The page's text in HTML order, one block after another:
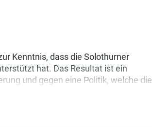
Kenntnis, dass die Solothurner
hat. Das Resultat ist ein
und gegen eine Politik, welche die